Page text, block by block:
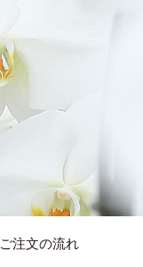
ご注文の流れ